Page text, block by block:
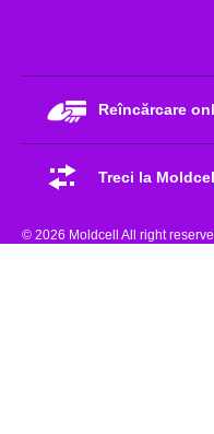
Reîncărcare
Treci la
© 2026 Moldcell All right